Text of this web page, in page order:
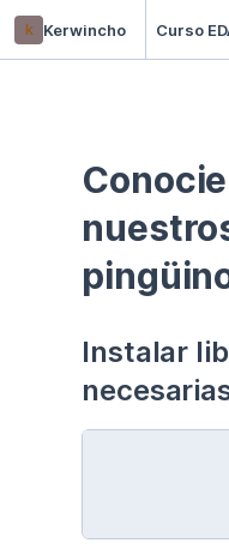
k Kerwincho
Instalar